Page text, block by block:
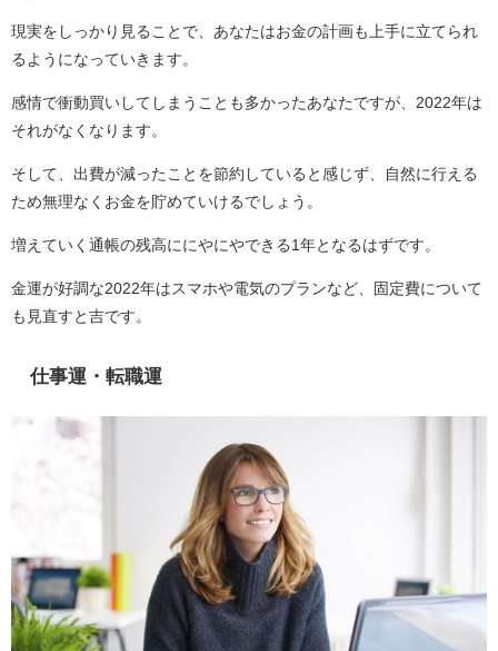
現実をしっかり見ることで、あなたはお金の計画も上手に立てられ
るようになっていきます。
感情で衝動買いしてしまうことも多かったあなたですが、2022年は
それがなくなります。
そして、出費が減ったことを節約していると感じず、自然に行える
ため無理なくお金を貯めていけるでしょう。
増えていく通帳の残高ににやにやできる1年となるはずです。
金運が好調な2022年はスマホや電気のプランなど、固定費について
も見直すと吉です。
仕事運・転職運